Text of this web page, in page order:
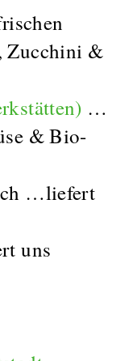
Zucchini &
…
& Bio-
…liefert
uns